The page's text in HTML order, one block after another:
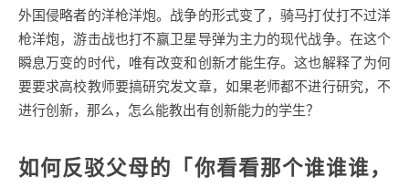
外国侵略者的洋枪洋炮。战争的形式变了，骑马打仗打不过洋
枪洋炮，游击战也打不赢卫星导弹为主力的现代战争。在这个
瞬息万变的时代，唯有改变和创新才能生存。这也解释了为何
要要求高校教师要搞研究发文章，如果老师都不进行研究，不
进行创新，那么，怎么能教出有创新能力的学生？
如何反驳父母的「你看看那个谁谁谁，